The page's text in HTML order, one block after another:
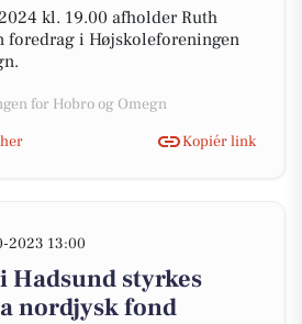
kl. 19.00 afholder Ruth
foredrag i Højskoleforeningen
for Hobro og Omegn
Kopiér link
2023 13:00
Hadsund styrkes
nordjysk fond